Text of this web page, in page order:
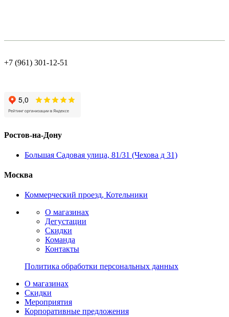
+7 (961) 301-12-51
Ростов-на-Дону
Большая Садовая улица, 81/31 (Чехова д 31)
Москва
Коммерческий проезд, Котельники
О магазинах
Дегустации
Скидки
Команда
Контакты
Политика обработки персональных данных
О магазинах
Скидки
Мероприятия
Корпоративные предложения